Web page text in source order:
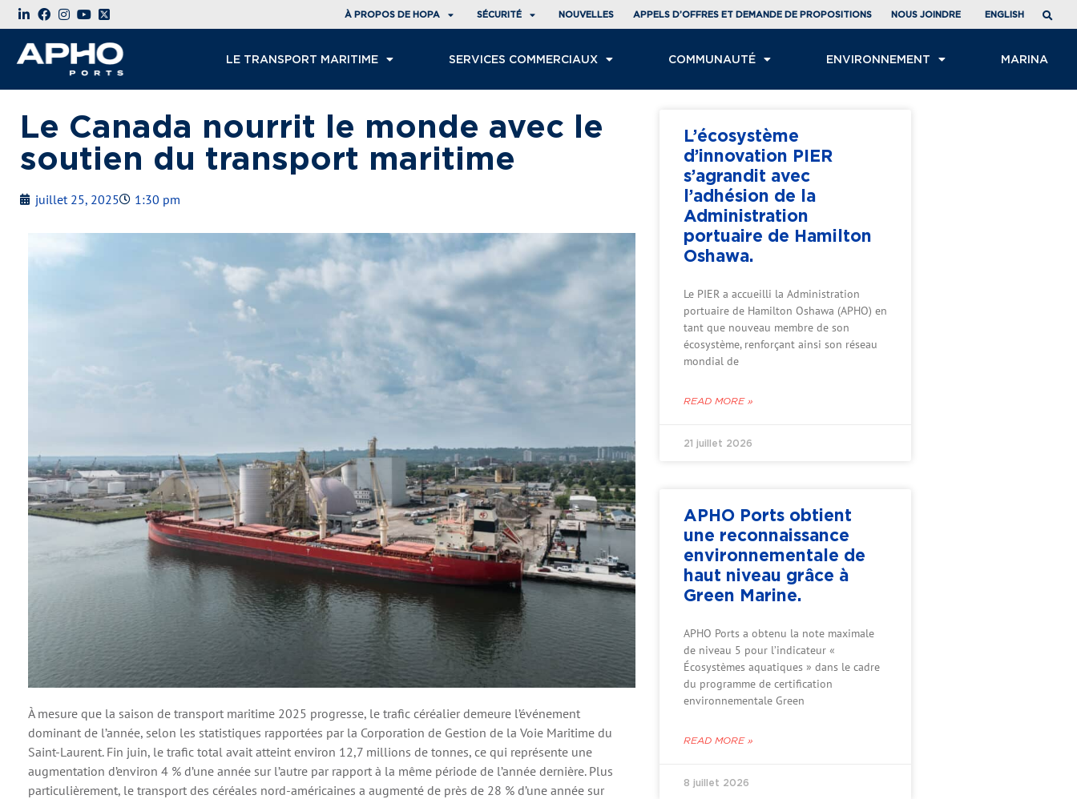
À PROPOS DE HOPA SÉCURITÉ NOUVELLES APPELS D’OFFRES ET DEMANDE DE PROPOSITIONS NOUS JOINDRE ENGLISH
LE TRANSPORT MARITIME SERVICES COMMERCIAUX COMMUNAUTÉ ENVIRONNEMENT MARINA
Le Canada nourrit le monde avec le
soutien du transport maritime
juillet 25, 2025 1:30 pm
À mesure que la saison de transport maritime 2025 progresse, le trafic céréalier demeure l’événement
dominant de l’année, selon les statistiques rapportées par la Corporation de Gestion de la Voie Maritime du
Saint-Laurent. Fin juin, le trafic total avait atteint environ 12,7 millions de tonnes, ce qui représente une
augmentation d’environ 4 % d’une année sur l’autre par rapport à la même période de l’année dernière. Plus
particulièrement, le transport des céréales nord-américaines a augmenté de près de 28 % d’une année sur
L’écosystème
d’innovation PIER
s’agrandit avec
l’adhésion de la
Administration
portuaire de Hamilton
Oshawa.
Le PIER a accueilli la Administration
portuaire de Hamilton Oshawa (APHO) en
tant que nouveau membre de son
écosystème, renforçant ainsi son réseau
mondial de
READ MORE »
21 juillet 2026
APHO Ports obtient
une reconnaissance
environnementale de
haut niveau grâce à
Green Marine.
APHO Ports a obtenu la note maximale
de niveau 5 pour l’indicateur «
Écosystèmes aquatiques » dans le cadre
du programme de certification
environnementale Green
READ MORE »
8 juillet 2026